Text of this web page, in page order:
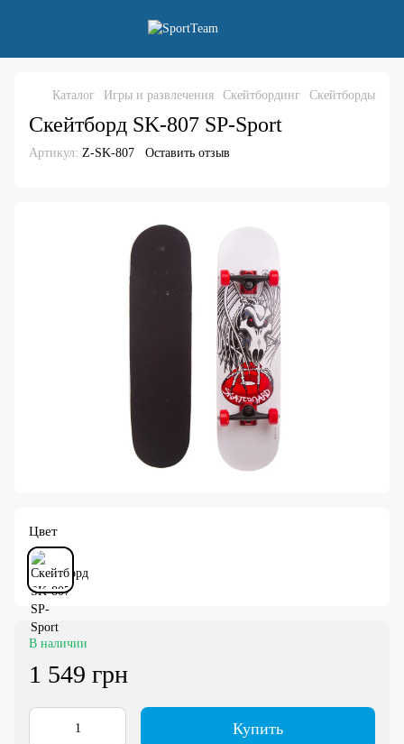
Каталог Игры и развлечения Скейтбординг Скейтборды
Скейтборд SK-807 SP-Sport
Артикул: Z-SK-807 Оставить отзыв
Цвет
В наличии
1 549 грн
Купить